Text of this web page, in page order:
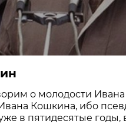
о молодости
Кошкина, ибо
в пятидесятые годы,